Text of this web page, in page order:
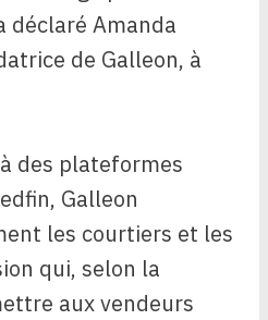
déclaré Amanda
de Galleon, à
des plateformes
Galleon
les courtiers et les
qui, selon la
aux vendeurs